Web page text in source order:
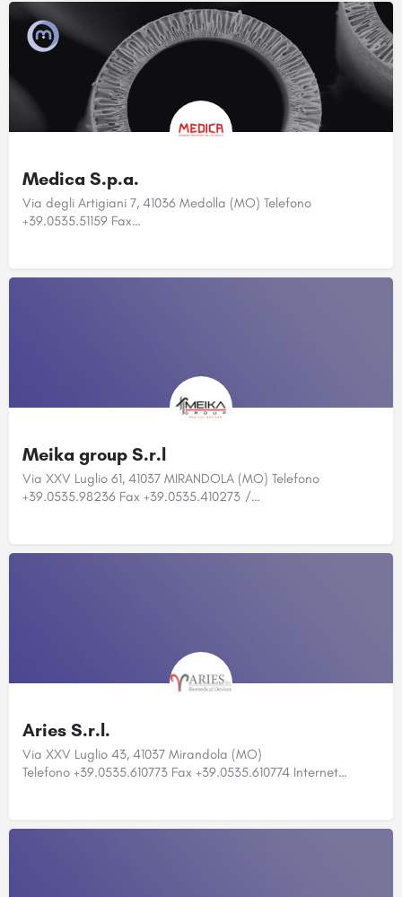
Medica S.p.a.
Via degli Artigiani 7, 41036 Medolla (MO) Telefono
+39.0535.51159 Fax…
Meika group S.r.l
Via XXV Luglio 61, 41037 MIRANDOLA (MO) Telefono
+39.0535.98236 Fax +39.0535.410273 /…
Aries S.r.l.
Via XXV Luglio 43, 41037 Mirandola (MO)
Telefono +39.0535.610773 Fax +39.0535.610774 Internet…